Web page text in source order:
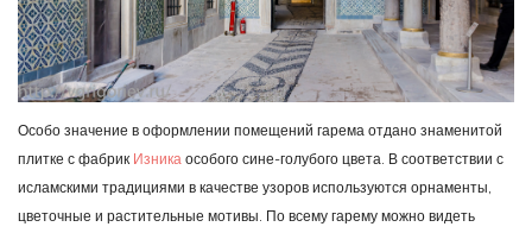
Особо значение в оформлении помещений гарема отдано знаменитой
плитке с фабрик Изника особого сине-голубого цвета. В соответствии с
исламскими традициями в качестве узоров используются орнаменты,
цветочные и растительные мотивы. По всему гарему можно видеть